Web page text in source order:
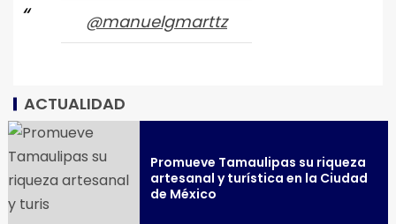
@manuelgmarttz
ACTUALIDAD
Promueve Tamaulipas su riqueza
artesanal y turística en la Ciudad
de México